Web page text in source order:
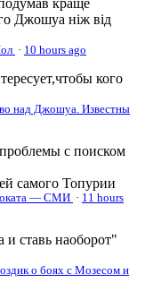
Джошуа ніж від
· 10 hours ago
кого
над Джошуа. Известны
с поиском
самого Топурии
— СМИ · 11 hours
ставь наоборот"
о боях с Мозесом и